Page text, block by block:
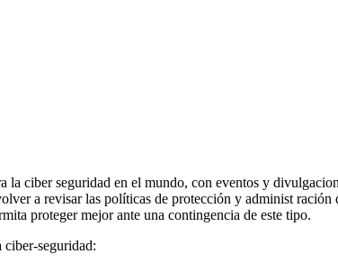
la ciber seguridad en el mundo, con eventos y
a revisar las políticas de protección y administ
proteger mejor ante una contingencia de este tipo.
ciber-seguridad: